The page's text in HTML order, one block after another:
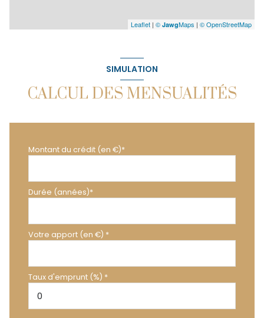
Leaflet | © JawgMaps | © OpenStreetMap
SIMULATION
CALCUL DES MENSUALITÉS
Montant du crédit (en €)*
Durée (années)*
Votre apport (en €) *
Taux d'emprunt (%) *